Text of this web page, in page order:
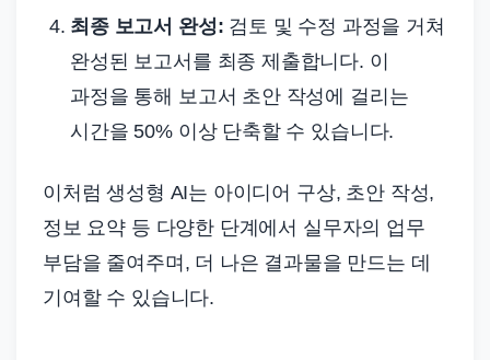
최종 보고서 완성: 검토 및 수정 과정을 거쳐
완성된 보고서를 최종 제출합니다. 이
과정을 통해 보고서 초안 작성에 걸리는
시간을 50% 이상 단축할 수 있습니다.
이처럼 생성형 AI는 아이디어 구상, 초안 작성,
정보 요약 등 다양한 단계에서 실무자의 업무
부담을 줄여주며, 더 나은 결과물을 만드는 데
기여할 수 있습니다.